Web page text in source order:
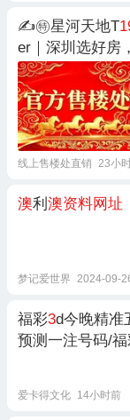
✍㊕星河天地T
er｜深圳选好房，
线上售楼处直销 23小
澳利 澳资料网址
梦记爱世界 2024-09-
福彩3d今晚精准
预测一注号码/
爱卡得文化 14小时前